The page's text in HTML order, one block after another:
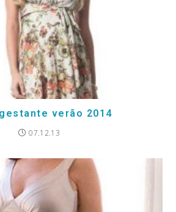
verão 2014
07.12.13